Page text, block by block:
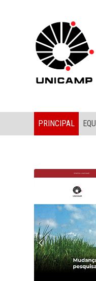
PRINCIPAL